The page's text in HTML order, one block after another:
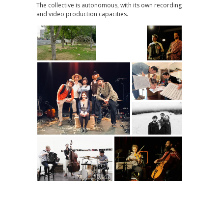
The collective is autonomous, with its own recording
and video production capacities.